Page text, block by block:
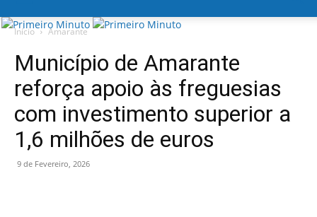
Início Amarante
Município de Amarante
reforça apoio às freguesias
com investimento superior a
1,6 milhões de euros
9 de Fevereiro, 2026